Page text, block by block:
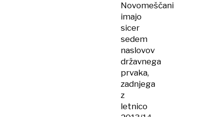
Novomeščani
imajo
sicer
sedem
naslovov
državnega
prvaka,
zadnjega
z
letnico